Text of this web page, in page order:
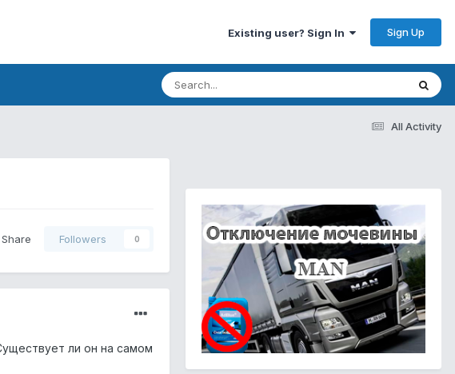
Existing user? Sign In Sign Up
All Activity
Share Followers 0
ли он на самом